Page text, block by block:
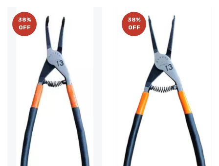
38%
OFF
38%
OFF